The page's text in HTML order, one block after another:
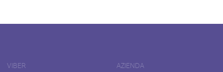
VIBER AZIENDA